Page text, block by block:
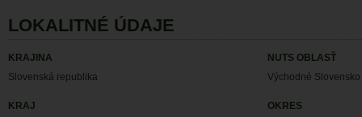
LOKALITNÉ ÚDAJE
KRAJINA
Slovenská republika
NUTS OBLASŤ
Východné Slovensko
KRAJ
OKRES